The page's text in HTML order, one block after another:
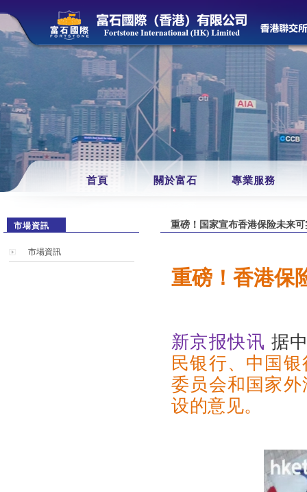
首頁 關於富石 專業服務
市場資訊
市場資訊
重磅！国家宣布香港保险未来
重磅！香港保
新京报快讯 据
民银行、中国
委员会和国家
设的意见。